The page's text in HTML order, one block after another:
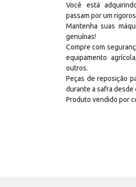
Você está
passam por um
Mantenha suas
genuínas!
Compre com
equipamento
outros.
Peças de reposição
durante a safra desde
Produto vendido por